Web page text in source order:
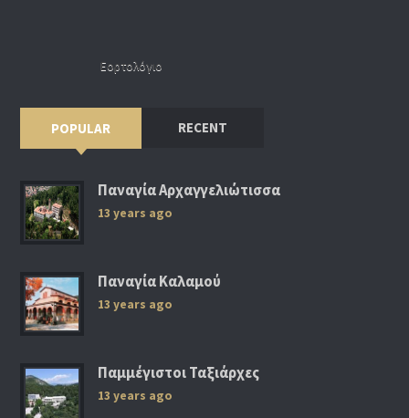
Εορτολόγιο
POPULAR RECENT
Παναγία Αρχαγγελιώτισσα
13 years ago
Παναγία Καλαμού
13 years ago
Παμμέγιστοι Ταξιάρχες
13 years ago